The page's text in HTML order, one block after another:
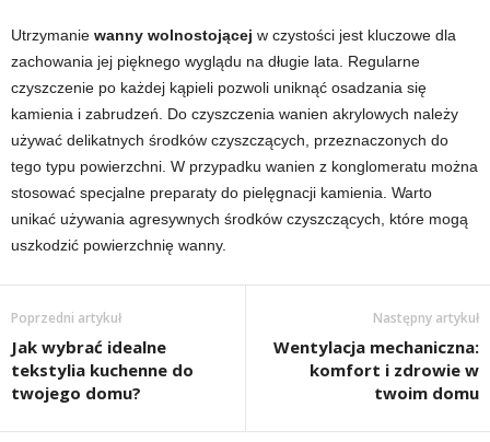
Utrzymanie wanny wolnostojącej w czystości jest kluczowe dla
zachowania jej pięknego wyglądu na długie lata. Regularne
czyszczenie po każdej kąpieli pozwoli uniknąć osadzania się
kamienia i zabrudzeń. Do czyszczenia wanien akrylowych należy
używać delikatnych środków czyszczących, przeznaczonych do
tego typu powierzchni. W przypadku wanien z konglomeratu można
stosować specjalne preparaty do pielęgnacji kamienia. Warto
unikać używania agresywnych środków czyszczących, które mogą
uszkodzić powierzchnię wanny.
Poprzedni artykuł
Jak wybrać idealne
tekstylia kuchenne do
twojego domu?
Następny artykuł
Wentylacja mechaniczna:
komfort i zdrowie w
twoim domu